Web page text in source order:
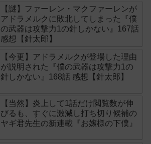
【謎】ファーレン・マクファーレンが
アドラメルクに敗北してしまった『僕
の武器は攻撃力1の針しかない』167話
感想【針太郎】
【今更】アドラメルクが登場した理由
が説明された『僕の武器は攻撃力1の
針しかない』168話 感想【針太郎】
【当然】炎上して1話だけ閲覧数が伸
びるも、すぐに激減し打ち切り候補の
ヤギ君先生の新連載『お嬢様の下僕』